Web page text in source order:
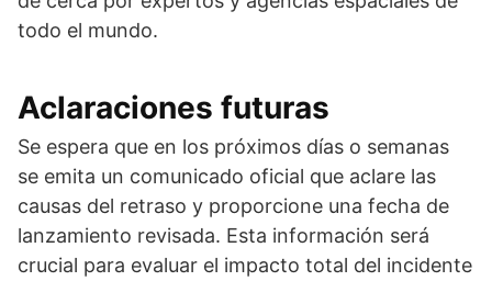
todo el mundo.
Aclaraciones futuras
Se espera que en los próximos días o semanas
se emita un comunicado oficial que aclare las
causas del retraso y proporcione una fecha de
lanzamiento revisada. Esta información será
crucial para evaluar el impacto total del incidente